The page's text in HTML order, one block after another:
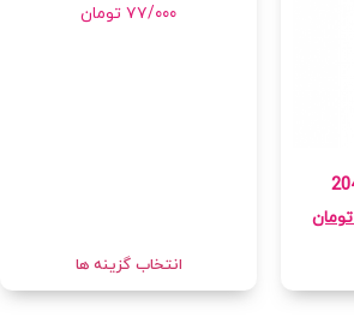
تومان
۷۷/۰۰۰ تومان
انتخاب گزینه ها